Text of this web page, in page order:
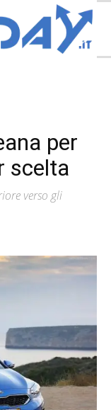
per
scelta
verso gli